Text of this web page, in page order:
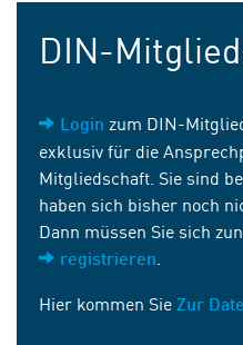
DIN-
Login zum DIN-
exklusiv für die
Mitgliedschaft. Sie sind
haben sich bisher noch
Dann müssen Sie sich
registrieren
Hier kommen Sie Zur